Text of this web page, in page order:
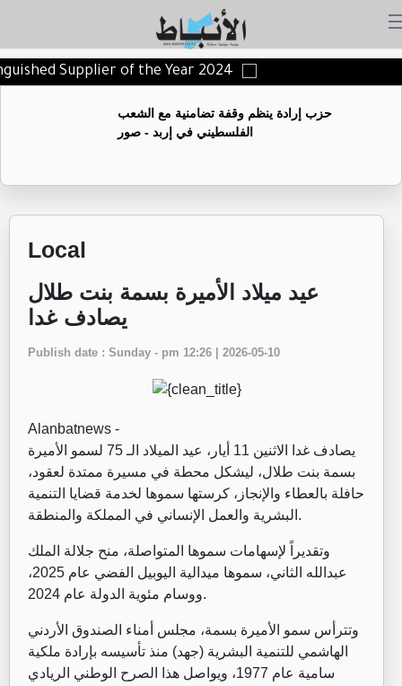
Supplier of the Year 2024
حزب إرادة ينظم وقفة تضامنية مع الشعب
الفلسطيني في إربد - صور
Local
عيد ميلاد الأميرة بسمة بنت طلال
يصادف غدا
Publish date : Sunday - pm 12:26 | 2026-05-10
Alanbatnews -
يصادف غدا الاثنين 11 أيار، عيد الميلاد الـ 75 لسمو الأميرة
بسمة بنت طلال، ليشكل محطة في مسيرة ممتدة لعقود،
حافلة بالعطاء والإنجاز، كرستها سموها لخدمة قضايا التنمية
البشرية والعمل الإنساني في المملكة والمنطقة.
وتقديراً لإسهامات سموها المتواصلة، منح جلالة الملك
عبدالله الثاني، سموها ميدالية اليوبيل الفضي عام 2025،
ووسام مئوية الدولة عام 2024.
وتترأس سمو الأميرة بسمة، مجلس أمناء الصندوق الأردني
الهاشمي للتنمية البشرية (جهد) منذ تأسيسه بإرادة ملكية
سامية عام 1977، ويواصل هذا الصرح الوطني الريادي